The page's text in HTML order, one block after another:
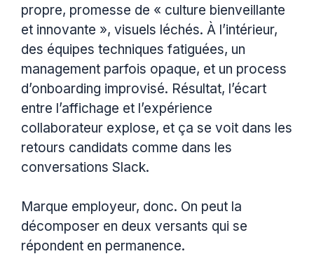
propre, promesse de « culture bienveillante
et innovante », visuels léchés. À l’intérieur,
des équipes techniques fatiguées, un
management parfois opaque, et un process
d’onboarding improvisé. Résultat, l’écart
entre l’affichage et l’expérience
collaborateur explose, et ça se voit dans les
retours candidats comme dans les
conversations Slack.
Marque employeur, donc. On peut la
décomposer en deux versants qui se
répondent en permanence.